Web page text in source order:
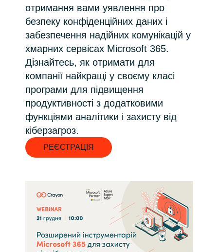
Denmark
Estonia
Finland
France
Germany
Hungary
India
Indonesia
Kingdom of Saudi Arabia
About us
Зв'яжіться з нами
Команда Crayon
отримання вами уявлення про
безпеку конфіденційних даних і
забезпечення надійних комунікацій у
хмарних сервісах Microsoft 365.
Дізнайтесь, як отримати для
компанії найкращі у своєму класі
програми для підвищення
продуктивності з додатковими
функціями аналітики і захисту від
кіберзагроз.
РЕЄСТРАЦІЯ